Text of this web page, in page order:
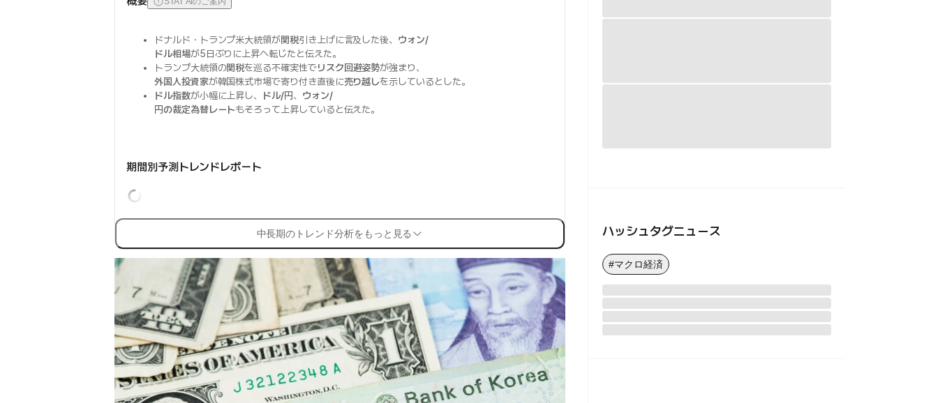
ドナルド・トランプ米大統領が関税引き上げに言及した後、 ウォン/
ドル相場が5日ぶりに上昇へ転じたと伝えた。
トランプ大統領の関税を巡る不確実性でリスク回避姿勢が強まり、
外国人投資家が韓国株式市場で寄り付き直後に売り越しを示しているとした。
ドル指数が小幅に上昇し、 ドル/円、 ウォン/
円の裁定為替レートもそろって上昇していると伝えた。
期間別予測トレンドレポート
中長期のトレンド分析をもっと見る ハッシュタグニュース
#マクロ経済